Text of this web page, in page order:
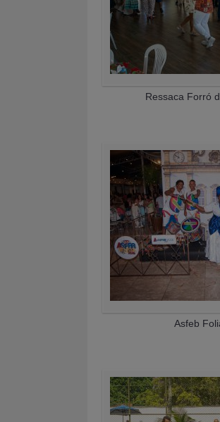
Ressaca Forró
Asfeb